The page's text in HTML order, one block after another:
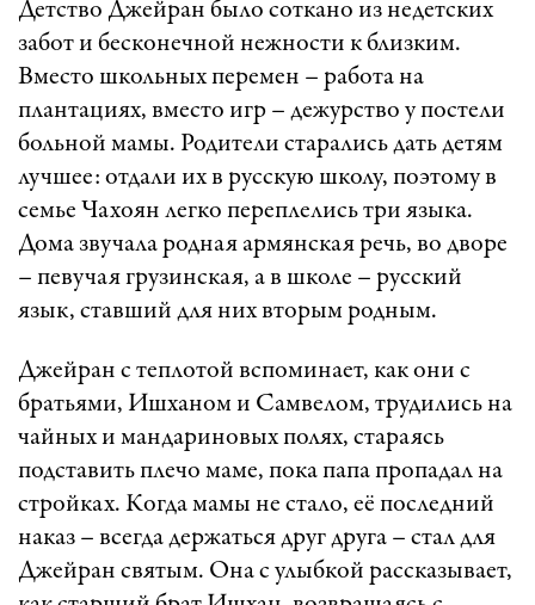
Детство Джейран было соткано из недетских
забот и бесконечной нежности к близким.
Вместо школьных перемен – работа на
плантациях, вместо игр – дежурство у постели
больной мамы. Родители старались дать детям
лучшее: отдали их в русскую школу, поэтому в
семье Чахоян легко переплелись три языка.
Дома звучала родная армянская речь, во дворе
– певучая грузинская, а в школе – русский
язык, ставший для них вторым родным.
Джейран с теплотой вспоминает, как они с
братьями, Ишханом и Самвелом, трудились на
чайных и мандариновых полях, стараясь
подставить плечо маме, пока папа пропадал на
стройках. Когда мамы не стало, её последний
наказ – всегда держаться друг друга – стал для
Джейран святым. Она с улыбкой рассказывает,